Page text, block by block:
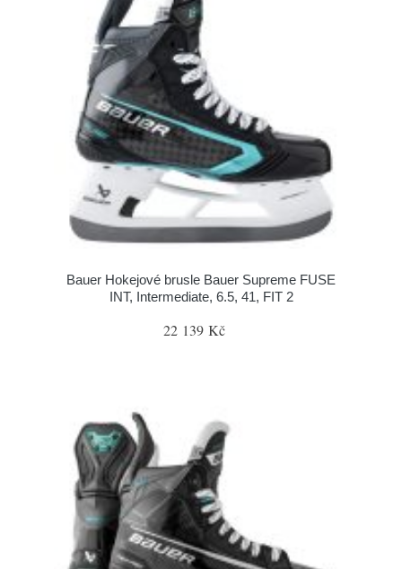
Bauer Hokejové brusle Bauer Supreme FUSE
INT, Intermediate, 6.5, 41, FIT 2
22 139 Kč